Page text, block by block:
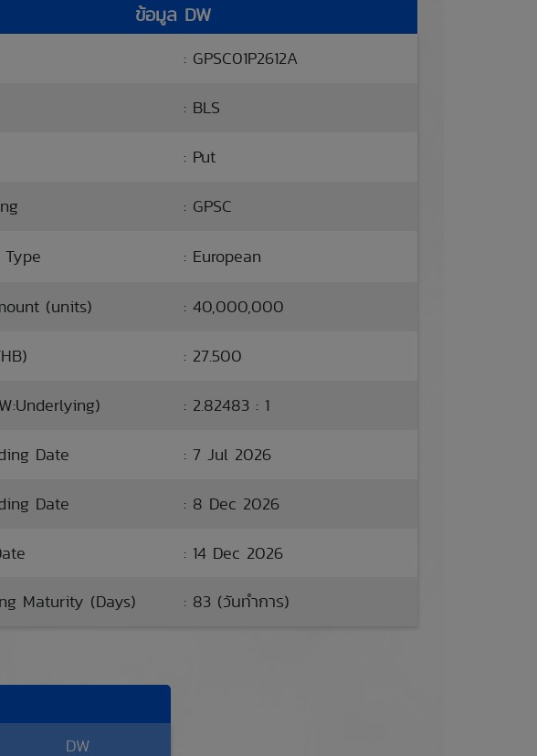
ข้อมูล DW
: GPSC01P2612A
: BLS
: Put
: GPSC
Type : European
(units) : 40,000,000
: 27.500
: 2.82483 : 1
Date : 7 Jul 2026
Date : 8 Dec 2026
: 14 Dec 2026
Maturity (Days) : 83 (วันทำการ)
DW